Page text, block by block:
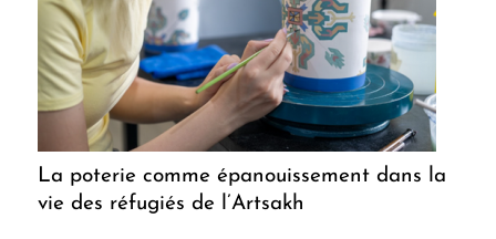
La poterie comme épanouissement dans la
vie des réfugiés de l’Artsakh